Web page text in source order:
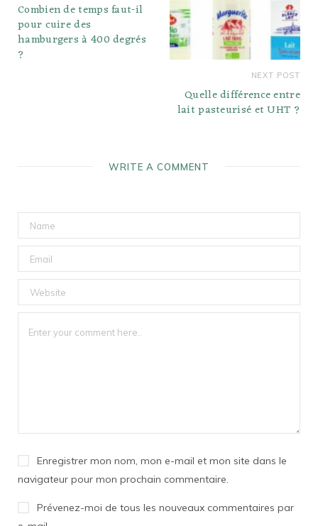
Combien de temps faut-il
pour cuire des
hamburgers à 400 degrés
?
NEXT POST
Quelle différence entre
lait pasteurisé et UHT ?
WRITE A COMMENT
Enregistrer mon nom, mon e-mail et mon site dans le
navigateur pour mon prochain commentaire.
Prévenez-moi de tous les nouveaux commentaires par